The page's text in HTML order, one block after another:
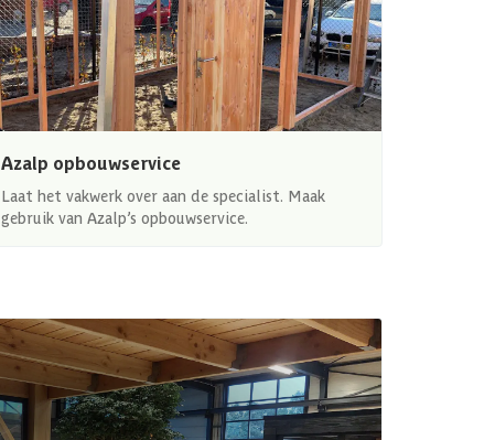
Azalp opbouwservice
Laat het vakwerk over aan de specialist. Maak
gebruik van Azalp’s opbouwservice.